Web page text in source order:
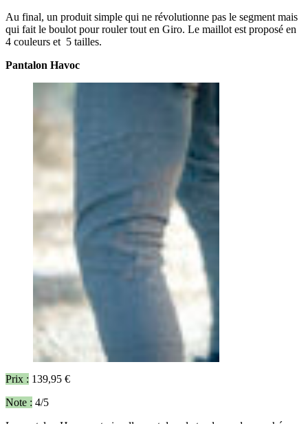
Au final, un produit simple qui ne révolutionne pas le segment mais
qui fait le boulot pour rouler tout en Giro. Le maillot est proposé en
4 couleurs et 5 tailles.
Pantalon Havoc
Prix : 139,95 €
Note : 4/5